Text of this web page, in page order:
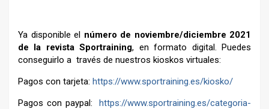
Ya disponible el número de noviembre/diciembre 2021
de la revista Sportraining, en formato digital. Puedes
conseguirlo a través de nuestros kioskos virtuales:
Pagos con tarjeta: https://www.sportraining.es/kiosko/
Pagos con paypal:
https://www.sportraining.es/categoria-